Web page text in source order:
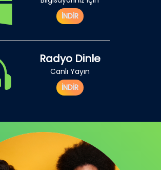
İNDİR
Radyo Dinle
Canlı Yayın
İNDİR